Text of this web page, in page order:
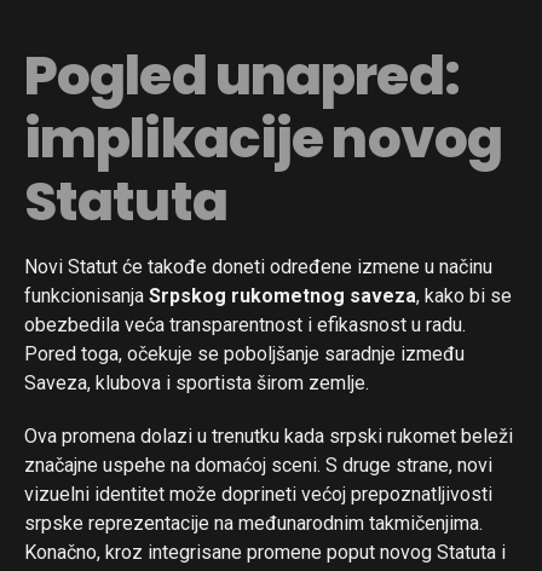
Pogled unapred:
implikacije novog
Statuta
Novi Statut će takođe doneti određene izmene u načinu
funkcionisanja Srpskog rukometnog saveza, kako bi se
obezbedila veća transparentnost i efikasnost u radu.
Pored toga, očekuje se poboljšanje saradnje između
Saveza, klubova i sportista širom zemlje.
Ova promena dolazi u trenutku kada srpski rukomet beleži
značajne uspehe na domaćoj sceni. S druge strane, novi
vizuelni identitet može doprineti većoj prepoznatljivosti
srpske reprezentacije na međunarodnim takmičenjima.
Konačno, kroz integrisane promene poput novog Statuta i